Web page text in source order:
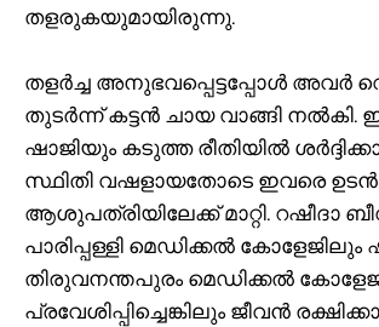
തളരുകയുമായിരുന്നു.
തളർച്ച അനുഭവപ്പെട്ടപ്പോൾ അവർ
തുടർന്ന് കട്ടൻ ചായ വാങ്ങി നൽകി.
ഷാജിയും കടുത്ത രീതിയിൽ
സ്ഥിതി വഷളായതോടെ ഇവരെ ഉടൻ
ആശുപത്രിയിലേക്ക് മാറ്റി. റഷീദാ
പാരിപ്പള്ളി മെഡിക്കൽ കോളേജിലും
തിരുവനന്തപുരം മെഡിക്കൽ
പ്രവേശിപ്പിച്ചെങ്കിലും ജീവൻ